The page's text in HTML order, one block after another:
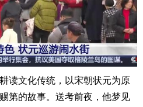
读文化传统，以宋朝状元为原
第的故事。送考前夜，他梦见